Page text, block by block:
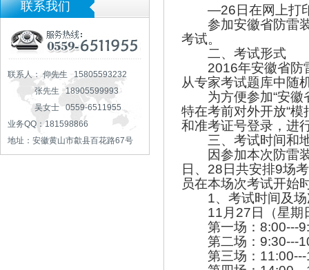
联系我们
联系人： 仰先生 15805593232
张先生 18905599993
吴女士 0559-6511955
业务QQ：181598866
地址：安徽黄山市歙县百花路67号
—26日在网上打
参加安徽省防雷
考试。
二、考试形式
2016年安徽省防
从专家考试题库中随
为方便参加“安徽
特在考前对外开放“模
和准考证号登录，进
三、考试时间和
因参加本次防雷
日、28日共安排9场
员在本场次考试开始
1、考试时间及
11 月27日（星期
第一场：8:00---
第二场：9:30---
第三场：